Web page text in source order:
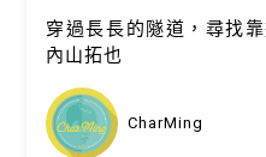
穿過長長的隧道，尋找
內山拓也
CharMing